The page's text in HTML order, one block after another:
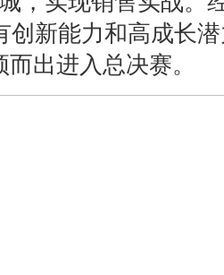
创新能力和高成长
出进入总决赛。